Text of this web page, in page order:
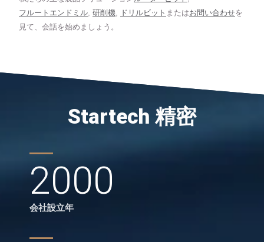
フルートエンドミル 研削機 ドリルビット またはお問い合わせを
見て、会話を始めましょう。
Startech 精密
2000
会社設立年